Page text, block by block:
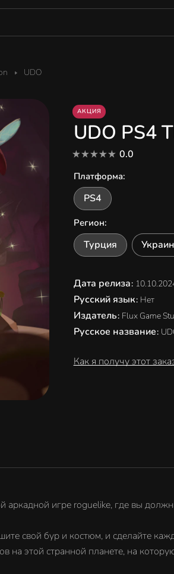
UDO
АКЦИЯ
UDO PS4
0.0
Платформа:
PS4
Регион:
Турция
Дата релиза:
Русский язык: Нет
Издатель: Flux Game
Русское название:
Как я получу этот
аркадной игре roguelike, где вы
свой бур и костюм, и сделайте
на этой странной планете, на